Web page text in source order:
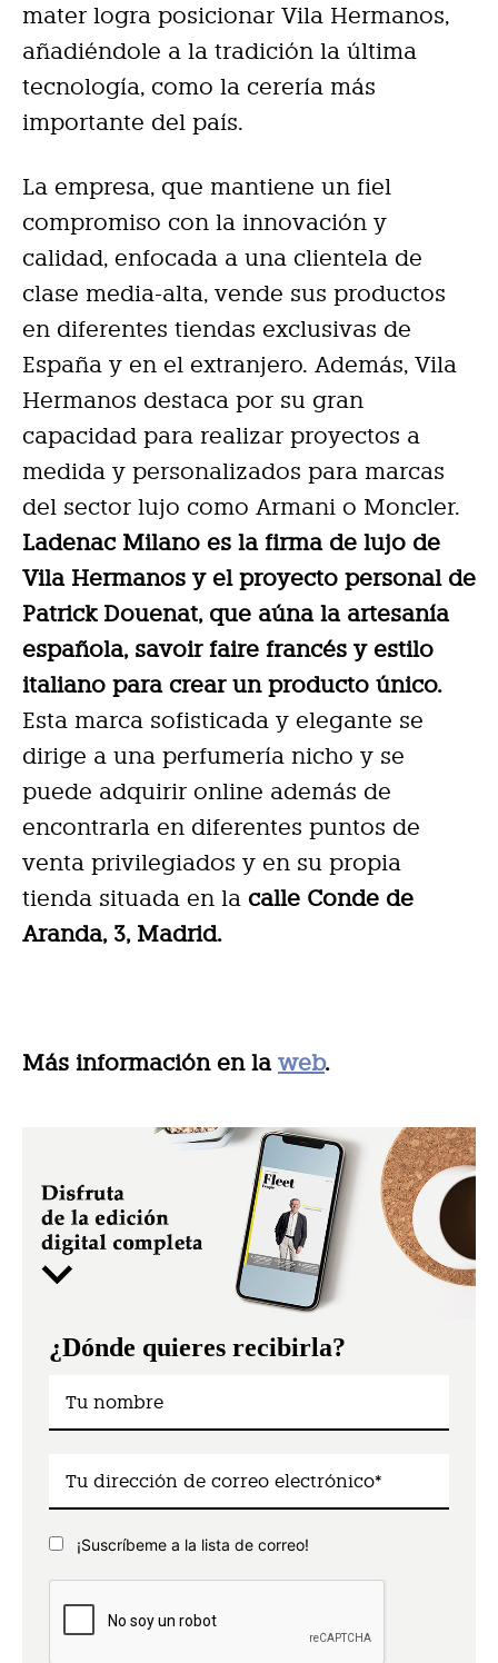
mater logra posicionar Vila Hermanos,
añadiéndole a la tradición la última
tecnología, como la cerería más
importante del país.
La empresa, que mantiene un fiel
compromiso con la innovación y
calidad, enfocada a una clientela de
clase media-alta, vende sus productos
en diferentes tiendas exclusivas de
España y en el extranjero. Además, Vila
Hermanos destaca por su gran
capacidad para realizar proyectos a
medida y personalizados para marcas
del sector lujo como Armani o Moncler.
Ladenac Milano es la firma de lujo de
Vila Hermanos y el proyecto personal de
Patrick Douenat, que aúna la artesanía
española, savoir faire francés y estilo
italiano para crear un producto único.
Esta marca sofisticada y elegante se
dirige a una perfumería nicho y se
puede adquirir online además de
encontrarla en diferentes puntos de
venta privilegiados y en su propia
tienda situada en la calle Conde de
Aranda, 3, Madrid.
Más información en la web.
¿Dónde quieres recibirla?
¡Suscríbeme a la lista de correo!